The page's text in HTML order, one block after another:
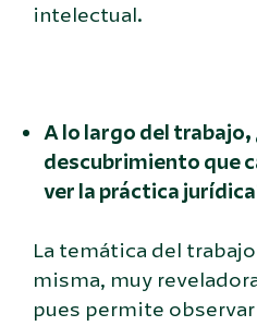
intelectual.
A lo largo del trabajo,
descubrimiento que
ver la práctica
La temática del
misma, muy
pues permite